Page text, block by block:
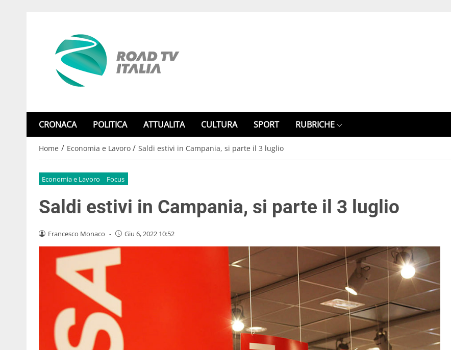
CRONACA POLITICA ATTUALITA CULTURA SPORT RUBRICHE
Home / Economia e Lavoro / Saldi estivi in Campania, si parte il 3 luglio
Economia e Lavoro Focus
Saldi estivi in Campania, si parte il 3 luglio
Francesco Monaco - Giu 6, 2022 10:52